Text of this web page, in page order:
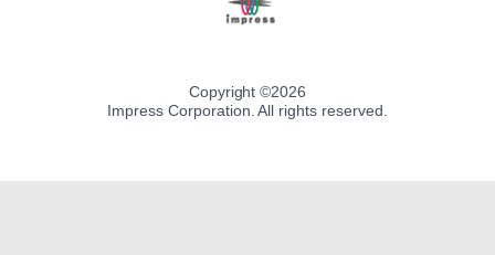
Copyright ©2026
Impress Corporation. All rights reserved.